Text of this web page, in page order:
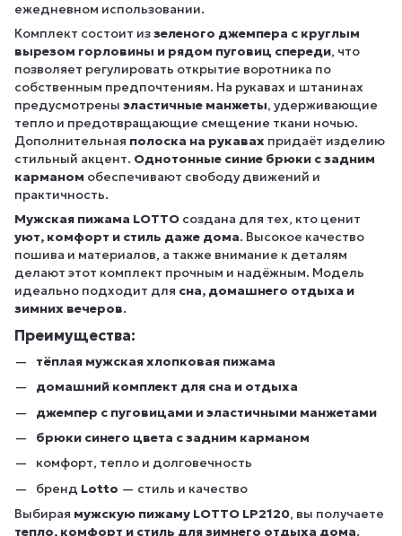
ежедневном использовании.
Комплект состоит иззеленого джемпера с круглым
вырезом горловины и рядом пуговиц спереди, что
позволяет регулировать открытие воротника по
собственным предпочтениям. На рукавах и штанинах
предусмотрены эластичные манжеты, удерживающие
тепло и предотвращающие смещение ткани ночью.
Дополнительная полоска на рукавах придаёт изделию
стильный акцент. Однотонные синие брюки с задним
карманом обеспечивают свободу движений и
практичность.
Мужская пижама LOTTO создана для тех, кто ценит
уют, комфорт и стиль даже дома. Высокое качество
пошива и материалов, а также внимание к деталям
делают этот комплект прочным и надёжным. Модель
идеально подходит для сна, домашнего отдыха и
зимних вечеров.
Преимущества:
тёплая мужская хлопковая пижама
домашний комплект для сна и отдыха
джемпер с пуговицами и эластичными манжетами
брюки синего цвета с задним карманом
комфорт, тепло и долговечность
бренд Lotto — стиль и качество
Выбирая мужскую пижаму LOTTO LP2120, вы получаете
тепло, комфорт и стиль для зимнего отдыха дома.